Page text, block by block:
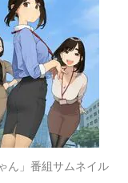
ん」番組サムネイル